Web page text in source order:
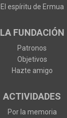
El espíritu de Ermua
LA FUNDACIÓN
Patronos
Objetivos
Hazte amigo
ACTIVIDADES
Por la memoria